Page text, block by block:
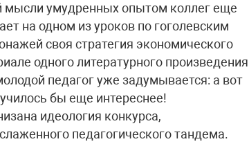
мысли умудренных опытом коллег еще
на одном из уроков по гоголевским
своя стратегия экономического
одного литературного произведения
педагог уже задумывается: а вот
бы еще интереснее!
идеология конкурса,
педагогического тандема.